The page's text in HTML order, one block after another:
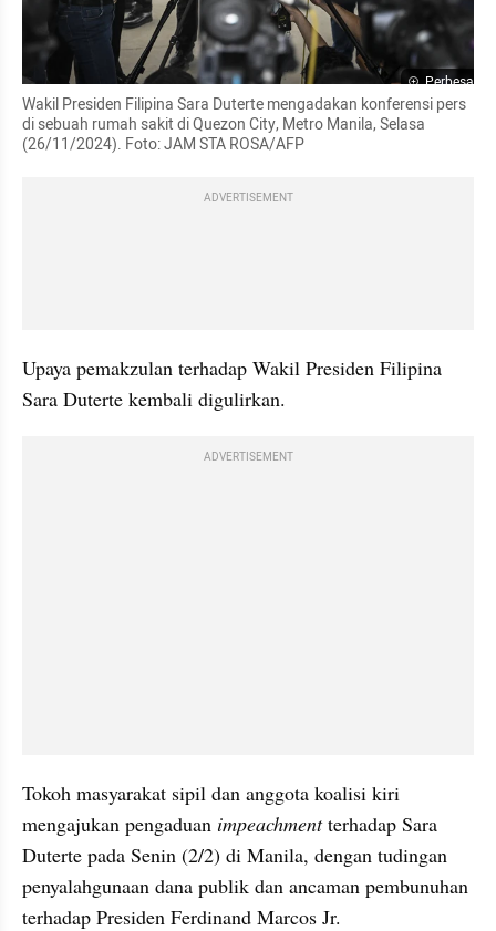
Perbesar
Wakil Presiden Filipina Sara Duterte mengadakan konferensi pers
di sebuah rumah sakit di Quezon City, Metro Manila, Selasa
(26/11/2024). Foto: JAM STA ROSA/AFP
ADVERTISEMENT
Upaya pemakzulan terhadap Wakil Presiden Filipina
Sara Duterte kembali digulirkan.
ADVERTISEMENT
Tokoh masyarakat sipil dan anggota koalisi kiri
mengajukan pengaduan impeachment terhadap Sara
Duterte pada Senin (2/2) di Manila, dengan tudingan
penyalahgunaan dana publik dan ancaman pembunuhan
terhadap Presiden Ferdinand Marcos Jr.